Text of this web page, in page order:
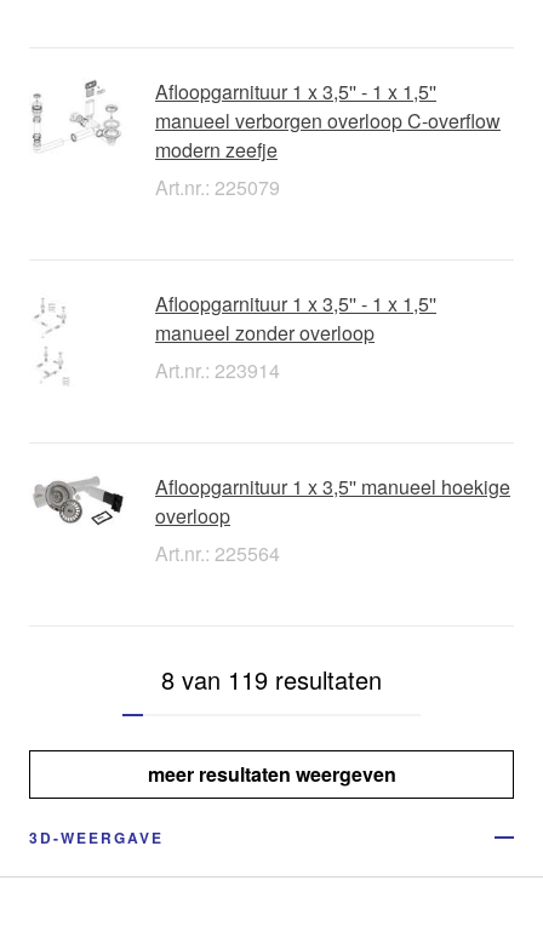
Afloopgarnituur 1 x 3,5'' - 1 x 1,5''
manueel verborgen overloop C-overflow
modern zeefje
Art.nr.: 225079
Afloopgarnituur 1 x 3,5'' - 1 x 1,5''
manueel zonder overloop
Art.nr.: 223914
Afloopgarnituur 1 x 3,5'' manueel hoekige
overloop
Art.nr.: 225564
8 van 119 resultaten
meer resultaten weergeven
3D-WEERGAVE